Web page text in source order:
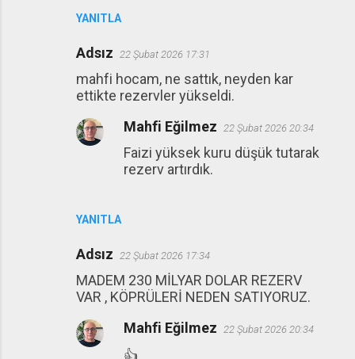
YANITLA
Adsız 22 Şubat 2026 17:31
mahfi hocam, ne sattık, neyden kar
ettikte rezervler yükseldi.
YANITLA
Mahfi Eğilmez 22 Şubat 2026 20:34
Faizi yüksek kuru düşük tutarak
rezerv artırdık.
Adsız 22 Şubat 2026 17:34
MADEM 230 MİLYAR DOLAR REZERV
VAR , KÖPRÜLERİ NEDEN SATIYORUZ.
Mahfi Eğilmez 22 Şubat 2026 20:34